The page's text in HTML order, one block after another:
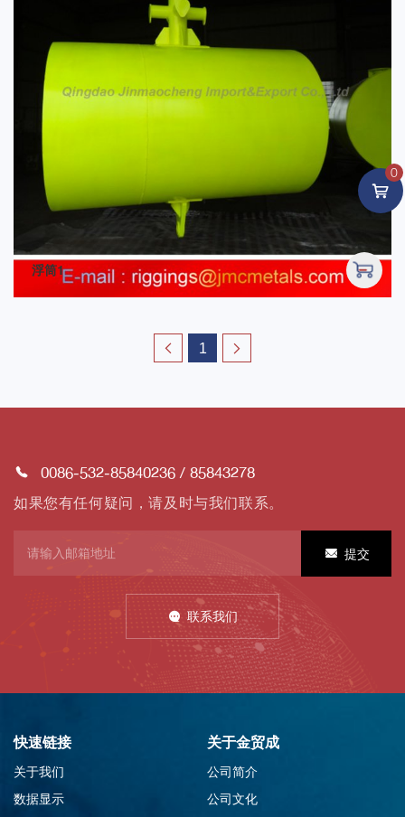
浮筒1
1
0086-532-85840236 / 85843278
如果您有任何疑问，请及时与我们联系。
提交
联系我们
快速链接
关于我们
数据显示
关于金贸成
公司简介
公司文化
0